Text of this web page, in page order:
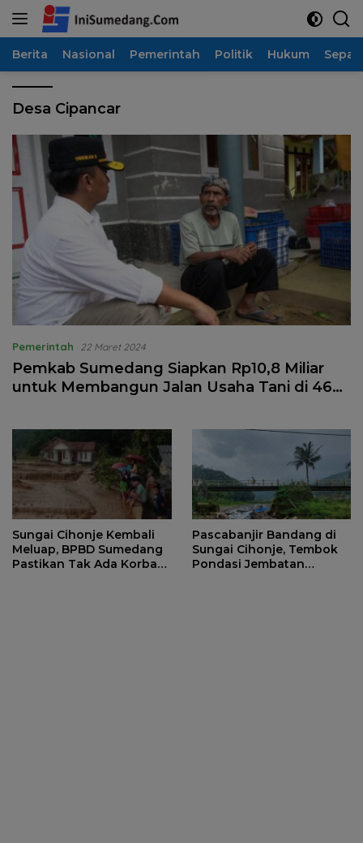
Langsung
Berita Nasional Pemerintah Politik Hukum
Desa Cipancar
Pemerintah 22 Maret 2024
Pemkab Sumedang Siapkan Rp10,8 Miliar
untuk Membangun Jalan Usaha Tani di 46
Sungai Cihonje Kembali
Meluap, BPBD Sumedang
Pastikan Tak Ada Korban
Pascabanjir Bandang di
Sungai Cihonje, Tembok
Pondasi Jembatan